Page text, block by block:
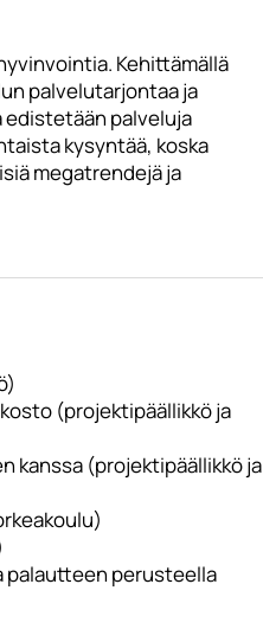
Kehittämällä
palvelutarjontaa ja
palveluja
kysyntää, koska
megatrendejä ja
(projektipäällikkö ja
kanssa (projektipäällikkö ja
palautteen perusteella